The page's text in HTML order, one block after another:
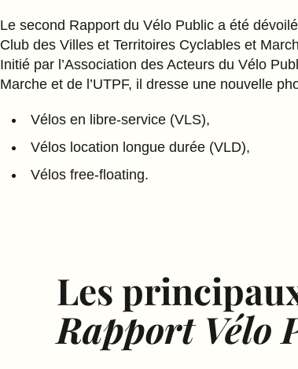
Le second Rapport du Vélo Public a été
Club des Villes et Territoires Cyclables et
Initié par l’Association des Acteurs du Vélo
Marche et de l’UTPF, il dresse une nouvelle
Vélos en libre-service (VLS),
Vélos location longue durée (VLD),
Vélos free-floating.
Les
Rapport Vélo